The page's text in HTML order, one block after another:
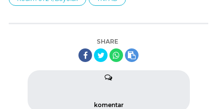
SHARE
komentar